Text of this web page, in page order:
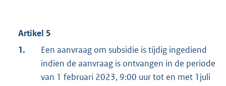
e
l
i
Artikel 5
1.
Een aanvraag om subsidie is tijdig ingediend
indien de aanvraag is ontvangen in de periode
van 1 februari 2023, 9:00 uur tot en met 1juli